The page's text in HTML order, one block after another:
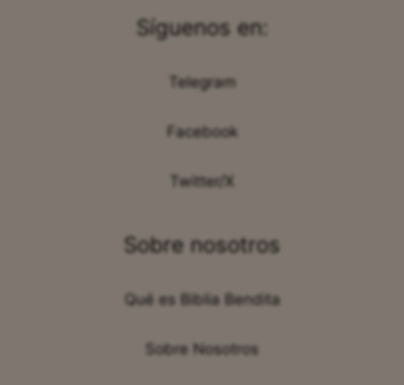
Síguenos en:
Telegram
Facebook
Twitter/X
Sobre nosotros
Qué es Biblia Bendita
Sobre Nosotros